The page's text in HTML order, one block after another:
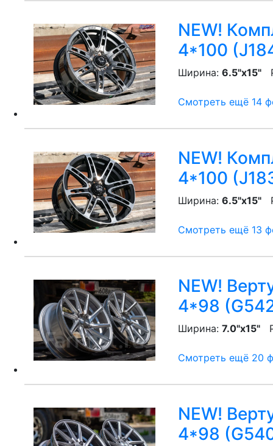
NEW!
4*100
Ширина: 6.5"x15"
Смотреть ещё 14
NEW!
4*100
Ширина: 6.5"x15"
Смотреть ещё 13
NEW!
4*98
Ширина: 7.0"x15"
Смотреть ещё 20
NEW!
4*98